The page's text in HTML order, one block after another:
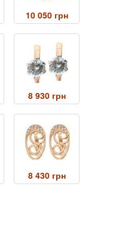
10 050 грн
8 930 грн
8 430 грн